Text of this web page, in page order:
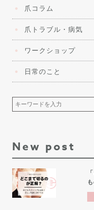
爪コラム
爪トラブル・病気
ワークショップ
日常のこと
New post